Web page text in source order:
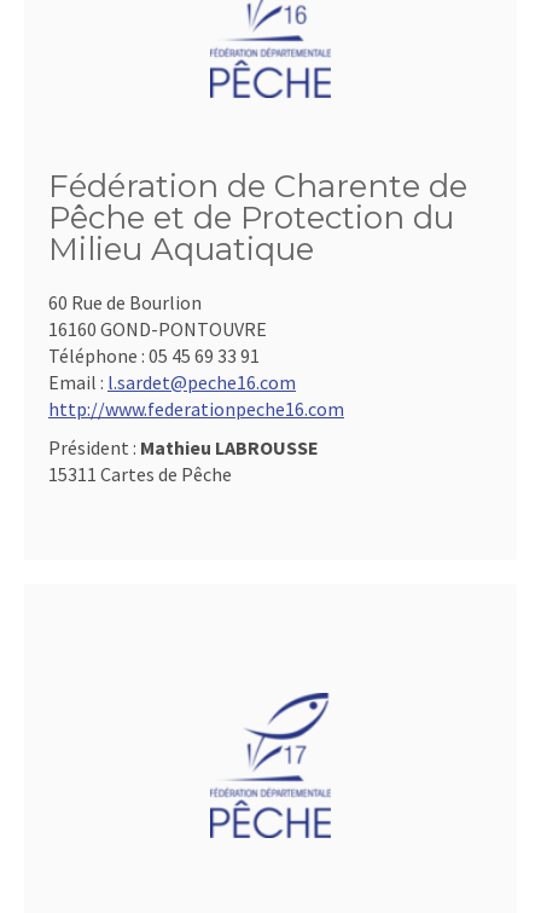
Fédération de Charente de
Pêche et de Protection du
Milieu Aquatique
60 Rue de Bourlion
16160 GOND-PONTOUVRE
Téléphone : 05 45 69 33 91
Email : l.sardet@peche16.com
http://www.federationpeche16.com
Président : Mathieu LABROUSSE
15311 Cartes de Pêche